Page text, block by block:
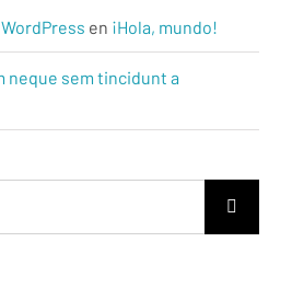
en ¡Hola, mundo!
neque sem tincidunt a